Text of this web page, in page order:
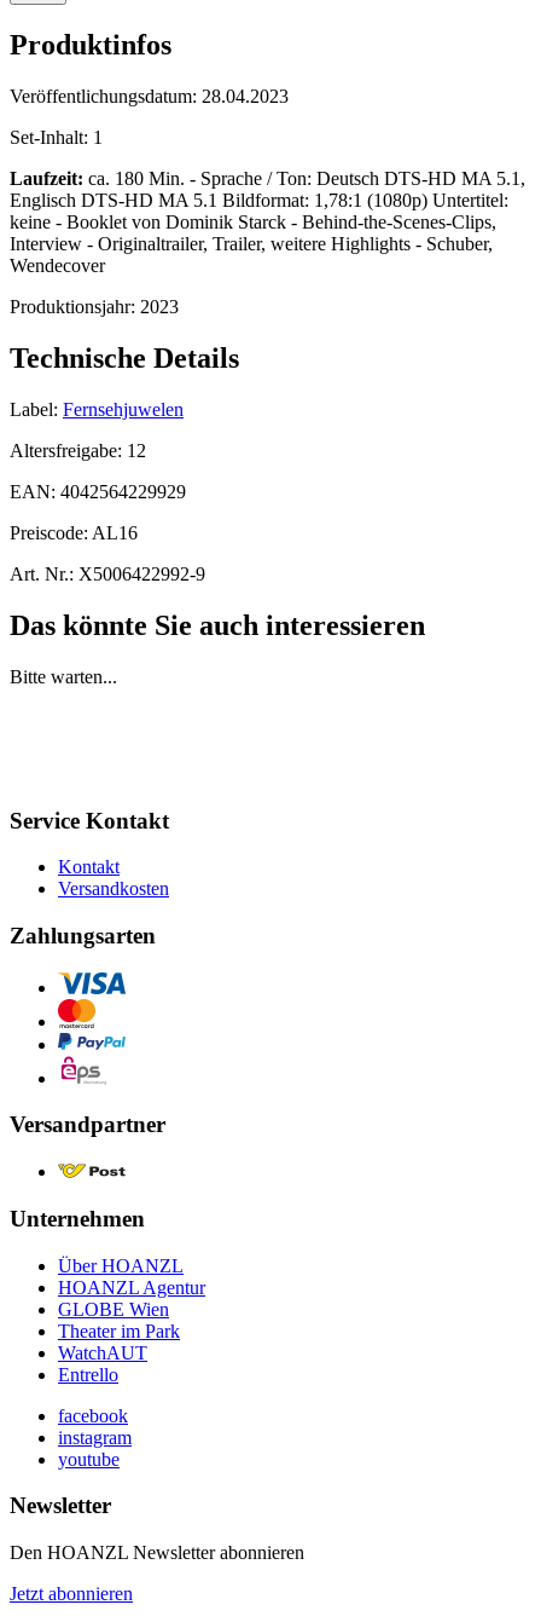
Produktinfos
Veröffentlichungsdatum: 28.04.2023
Set-Inhalt: 1
Laufzeit: ca. 180 Min. - Sprache / Ton: Deutsch DTS-HD MA 5.1,
Englisch DTS-HD MA 5.1 Bildformat: 1,78:1 (1080p) Untertitel:
keine - Booklet von Dominik Starck - Behind-the-Scenes-Clips,
Interview - Originaltrailer, Trailer, weitere Highlights - Schuber,
Wendecover
Produktionsjahr: 2023
Technische Details
Label: Fernsehjuwelen
Altersfreigabe: 12
EAN: 4042564229929
Preiscode: AL16
Art. Nr.: X5006422992-9
Das könnte Sie auch interessieren
Bitte warten...
Service Kontakt
Kontakt
Versandkosten
Zahlungsarten
Versandpartner
Unternehmen
Über HOANZL
HOANZL Agentur
GLOBE Wien
Theater im Park
WatchAUT
Entrello
facebook
instagram
youtube
Newsletter
Den HOANZL Newsletter abonnieren
Jetzt abonnieren